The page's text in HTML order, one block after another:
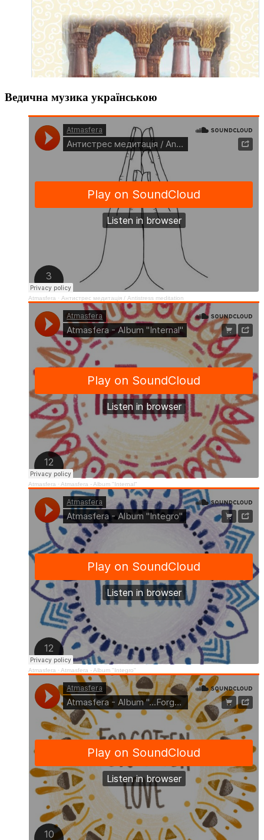
Ведична музика українською
Atmasfera · Антистрес медитація / Аntistress meditation
Atmasfera · Atmasfera - Album "Internal"
Atmasfera · Atmasfera - Album "Integro"